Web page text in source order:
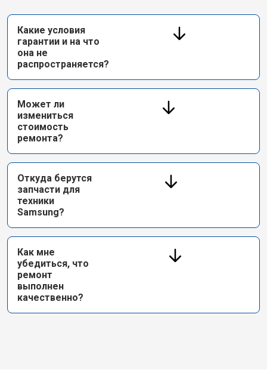
Какие условия
гарантии и на что
она не
распространяется?
Может ли
измениться
стоимость
ремонта?
Откуда берутся
запчасти для
техники
Samsung?
Как мне
убедиться, что
ремонт
выполнен
качественно?